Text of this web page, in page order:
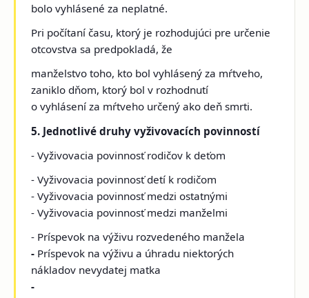
bolo vyhlásené za neplatné.
Pri počítaní času, ktorý je rozhodujúci pre určenie
otcovstva sa predpokladá, že
manželstvo toho, kto bol vyhlásený za mŕtveho,
zaniklo dňom, ktorý bol v rozhodnutí
o vyhlásení za mŕtveho určený ako deň smrti.
5. Jednotlivé druhy vyživovacích povinností
- Vyživovacia povinnosť rodičov k deťom
- Vyživovacia povinnosť detí k rodičom
- Vyživovacia povinnosť medzi ostatnými
- Vyživovacia povinnosť medzi manželmi
- Príspevok na výživu rozvedeného manžela
- Príspevok na výživu a úhradu niektorých
nákladov nevydatej matka
-